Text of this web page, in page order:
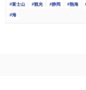
富士山 観光 静岡 熱海
海